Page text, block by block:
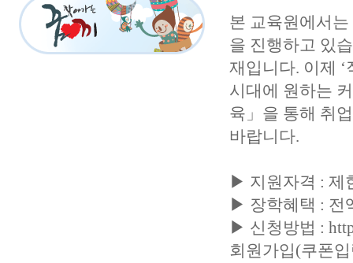
본 교육원에서
을 진행하고 있
재입니다. 이제 ‘
시대에 원하는
육」을 통해 취
바랍니다.
▶ 지원자격 : 제
▶ 장학혜택 : 전
▶ 신청방법 :
회원가입(쿠폰